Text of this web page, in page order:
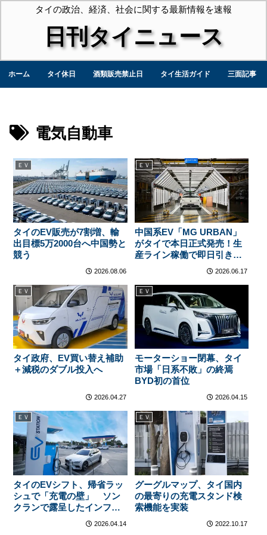
タイの政治、経済、社会に関する最新情報を速報
日刊タイニュース
ホーム タイ休日 酒類販売禁止日 タイ生活ガイド 三面記事
電気自動車
ＥＶ
タイのEV販売が7割増、輸
出目標5万2000台へ中国勢と
競う
2026.08.06
ＥＶ
中国系EV「MG URBAN」
がタイで本日正式発売！生
産ライン稼働で即日引き渡
2026.06.17
ＥＶ
タイ政府、EV買い替え補助
＋減税のダブル投入へ
2026.04.27
ＥＶ
モーターショー閉幕、タイ
市場「日系不敗」の終焉
BYD初の首位
2026.04.15
ＥＶ
タイのEVシフト、帰省ラッ
シュで「充電の壁」 ソン
クランで露呈したインフラ
2026.04.14
ＥＶ
グーグルマップ、タイ国内
の最寄りの充電スタンド検
索機能を実装
2022.10.17